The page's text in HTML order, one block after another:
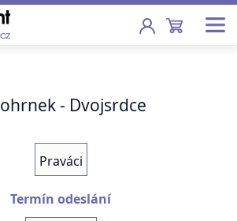
sešity, poukazy
i roční
- Dvojsrdce
Praváci
Termín odeslání